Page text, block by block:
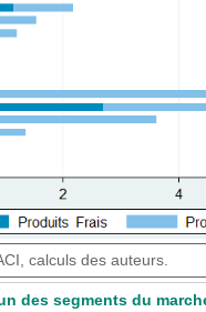
calculs des auteurs.
des segments du